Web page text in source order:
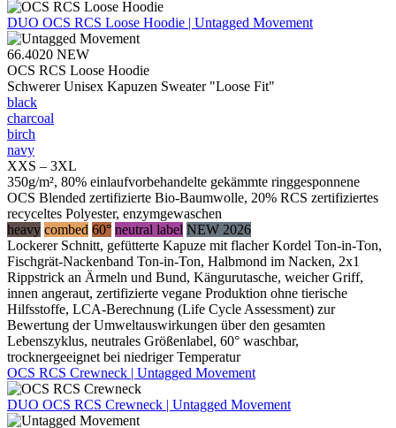
DUO OCS RCS Loose Hoodie | Untagged Movement
66.4020 NEW
OCS RCS Loose Hoodie
Schwerer Unisex Kapuzen Sweater "Loose Fit"
black
charcoal
birch
navy
XXS – 3XL
350g/m², 80% einlaufvorbehandelte gekämmte ringgesponnene
OCS Blended zertifizierte Bio-Baumwolle, 20% RCS zertifiziertes
recyceltes Polyester, enzymgewaschen
heavy combed 60° neutral label NEW 2026
Lockerer Schnitt, gefütterte Kapuze mit flacher Kordel Ton-in-Ton,
Fischgrät-Nackenband Ton-in-Ton, Halbmond im Nacken, 2x1
Rippstrick an Ärmeln und Bund, Kängurutasche, weicher Griff,
innen angeraut, zertifizierte vegane Produktion ohne tierische
Hilfsstoffe, LCA-Berechnung (Life Cycle Assessment) zur
Bewertung der Umweltauswirkungen über den gesamten
Lebenszyklus, neutrales Größenlabel, 60° waschbar,
trocknergeeignet bei niedriger Temperatur
OCS RCS Crewneck | Untagged Movement
DUO OCS RCS Crewneck | Untagged Movement